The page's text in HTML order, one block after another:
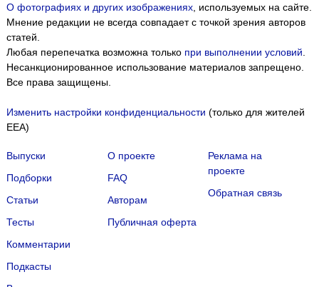
О фотографиях и других изображениях, используемых на сайте.
Мнение редакции не всегда совпадает с точкой зрения авторов
статей.
Любая перепечатка возможна только при выполнении условий
Несанкционированное использование материалов запрещено.
Все права защищены.
Изменить настройки конфиденциальности (только для жителей
EEA)
Выпуски
Подборки
Статьи
Тесты
Комментарии
Подкасты
О проекте
FAQ
Авторам
Публичная оферта
Реклама на
проекте
Обратная связь